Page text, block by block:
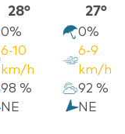
28°
0%
6-10
km/h
98 %
NE
27°
0%
6-9
km/h
92 %
NE